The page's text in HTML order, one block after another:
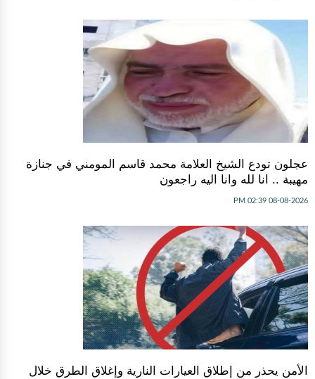
عجلون تودع الشيخ العلامة محمد قاسم المومني في جنازة
مهيبة .. انا لله وانا اليه راجعون
08-08-2026 02:39 PM
الأمن يحذر من إطلاق العيارات النارية وإغلاق الطرق خلال